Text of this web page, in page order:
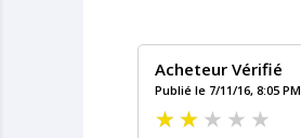
Acheteur Vérifié
Publié le 7/11/16, 8:05 PM